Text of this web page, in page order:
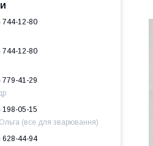
744-12-80
744-12-80
779-41-29
198-05-15
(все для зварювання)
628-44-94